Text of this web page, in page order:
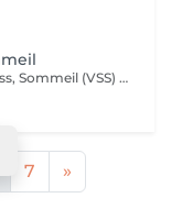
Le protocole endermologie® Vitalité, Stress, Sommeil (VSS) réduit significativement le stress, améliore la vitalité et les défenses naturelles, réduit les troubles du sommeil et améliore l'humeur générale. Soin corps réalisé à l'aide du LPG
7 »